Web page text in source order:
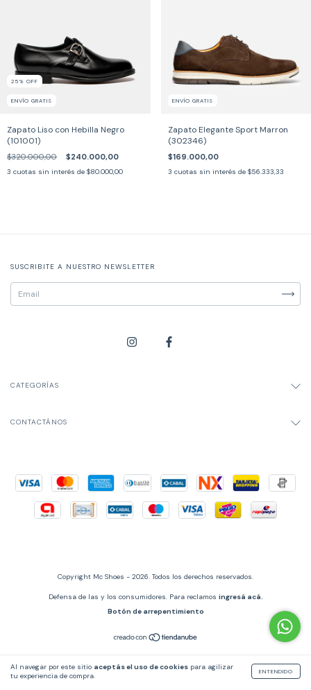
Al navegar por este sitio aceptás el uso de cookies para agilizar
tu experiencia de compra.
ENTENDIDO
25 % OFF
ENVÍO GRATIS
Zapato Liso con Hebilla Negro
(101001)
$320.000,00 $240.000,00
3 cuotas sin interés de $80.000,00
ENVÍO GRATIS
Zapato Elegante Sport Marron
(302346)
$169.000,00
3 cuotas sin interés de $56.333,33
SUSCRIBITE A NUESTRO NEWSLETTER
CATEGORÍAS
CONTACTÁNOS
Copyright Mc Shoes - 2026. Todos los derechos reservados.
Defensa de las y los consumidores. Para reclamos ingresá acá.
Botón de arrepentimiento